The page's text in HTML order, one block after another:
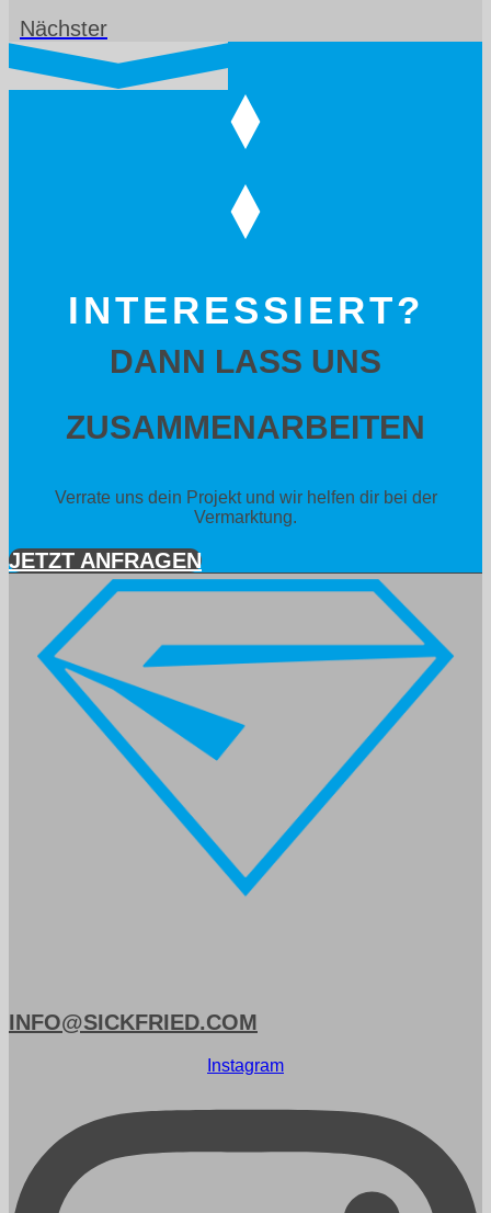
Nächster
INTERESSIERT?
DANN LASS UNS
ZUSAMMEN­ARBEITEN
Verrate uns dein Projekt und wir helfen dir bei der
Vermarktung.
JETZT ANFRAGEN
INFO@SICKFRIED.COM
Instagram